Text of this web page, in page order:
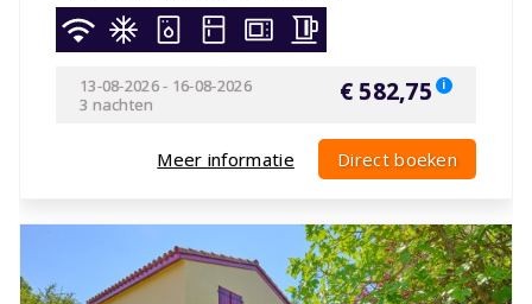
13-08-2026- 16-08-2026
3 nachten
€ 582,75 i
Meer informatie Direct boeken